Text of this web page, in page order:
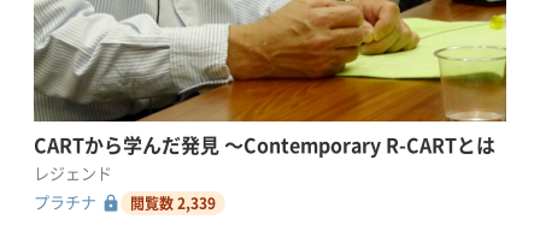
CARTから学んだ発見 〜Contemporary R-CARTとは
レジェンド
プラチナ lock 閲覧数 2,339